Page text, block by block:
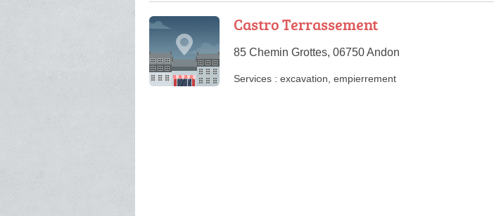
Castro Terrassement
85 Chemin Grottes, 06750 Andon
Services : excavation empierrement